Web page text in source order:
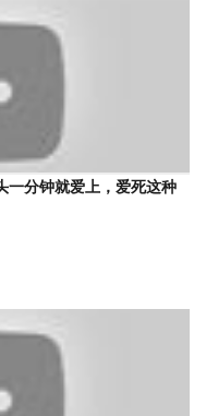
一分钟就爱上，爱死这种